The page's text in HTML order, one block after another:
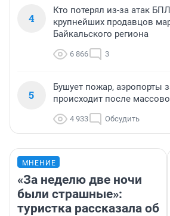
4
Кто потерял из-за атак
крупнейших продавцов
Байкальского региона
6 866 3
5
Бушует пожар, аэропорты
происходит после
4 933 Обсудить
МНЕНИЕ
«За неделю две ночи
были страшные»:
туристка рассказала об